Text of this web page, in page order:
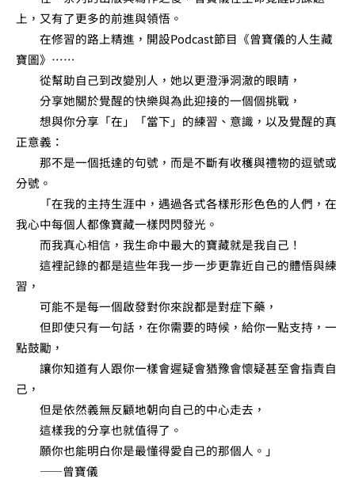
上，又有了更多的前進與領悟。
在修習的路上精進，開設Podcast節目《曾寶儀的人生藏
寶圖》……
從幫助自己到改變別人，她以更澄淨洞澈的眼睛，
分享她關於覺醒的快樂與為此迎接的一個個挑戰，
想與你分享「在」「當下」的練習、意識，以及覺醒的真
正意義：
那不是一個抵達的句號，而是不斷有收穫與禮物的逗號或
分號。
「在我的主持生涯中，遇過各式各樣形形色色的人們，在
我心中每個人都像寶藏一樣閃閃發光。
而我真心相信，我生命中最大的寶藏就是我自己！
這裡記錄的都是這些年我一步一步更靠近自己的體悟與練
習，
可能不是每一個啟發對你來說都是對症下藥，
但即使只有一句話，在你需要的時候，給你一點支持，一
點鼓勵，
讓你知道有人跟你一樣會遲疑會猶豫會懷疑甚至會指責自
己，
但是依然義無反顧地朝向自己的中心走去，
這樣我的分享也就值得了。
願你也能明白你是最懂得愛自己的那個人。」
——曾寶儀